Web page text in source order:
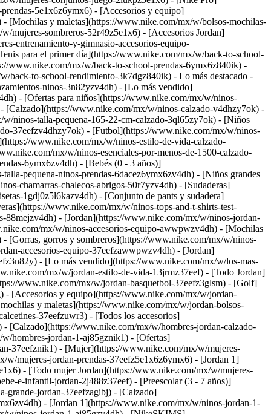
5e1x6z6ymx6) - [Accesorios y equipo]
[Mochilas y maletas](https://www.nike.com/mx/w/bolsos-mochilas-
mujeres-sombreros-52r49z5e1x6) - [Accesorios Jordan]
entrenamiento-y-gimnasio-accesorios-equipo-
para el primer día](https://www.nike.com/mx/w/back-to-school-
www.nike.com/mx/w/back-to-school-prendas-6ymx6z840ik) -
back-to-school-rendimiento-3k7dgz840ik) - Lo más destacado -
ninos-3n82yzv4dh) - [Lo más vendido]
- [Ofertas para niños](https://www.nike.com/mx/w/ninos-
- [Calzado](https://www.nike.com/mx/w/ninos-calzado-v4dhzy7ok) -
ninos-talla-pequena-165-22-cm-calzado-3ql65zy7ok) - [Niños
37eefzv4dhzy7ok) - [Futbol](https://www.nike.com/mx/w/ninos-
www.nike.com/mx/w/ninos-estilo-de-vida-calzado-
mx/w/ninos-esenciales-por-menos-de-1500-calzado-
6ymx6zv4dh) - [Bebés (0 - 3 años)]
pequena-ninos-prendas-6dacez6ymx6zv4dh) - [Niños grandes
chamarras-chalecos-abrigos-50r7yzv4dh) - [Sudaderas]
1gdj0z5l6kazv4dh) - [Conjunto de pants y sudadera]
www.nike.com/mx/w/ninos-tops-and-t-shirts-test-
- [Jordan](https://www.nike.com/mx/w/ninos-jordan-
mx/w/ninos-accesorios-equipo-awwpwzv4dh) - [Mochilas
[Gorras, gorros y sombreros](https://www.nike.com/mx/w/ninos-
accesorios-equipo-37eefzawwpwzv4dh) - [Jordan]
- [Lo más vendido](https://www.nike.com/mx/w/los-mas-
mx/w/jordan-estilo-de-vida-13jrmz37eef) - [Todo Jordan]
www.nike.com/mx/w/jordan-basquetbol-37eefz3glsm) - [Golf]
- [Accesorios y equipo](https://www.nike.com/mx/w/jordan-
y maletas](https://www.nike.com/mx/w/jordan-bolsos-
37eefzuwr3) - [Todos los accesorios]
[Calzado](https://www.nike.com/mx/w/hombres-jordan-calzado-
hombres-jordan-1-aj85gznik1) - [Ofertas]
37eefznik1) - [Mujer](https://www.nike.com/mx/w/mujeres-
mujeres-jordan-prendas-37eefz5e1x6z6ymx6) - [Jordan 1]
- [Todo mujer Jordan](https://www.nike.com/mx/w/mujeres-
e-infantil-jordan-2j488z37eef) - [Preescolar (3 - 7 años)]
grande-jordan-37eefzagibj) - [Calzado]
- [Jordan 1](https://www.nike.com/mx/w/ninos-jordan-1-